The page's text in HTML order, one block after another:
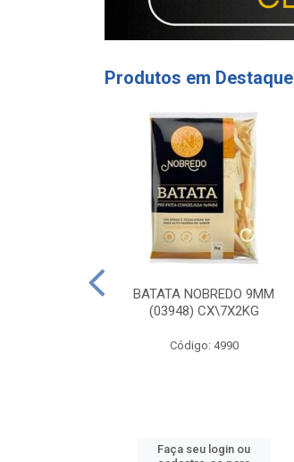
Produtos em Destaque
BATATA NOBREDO 9MM
(03948) CX\7X2KG
Código: 4990
Faça seu login ou